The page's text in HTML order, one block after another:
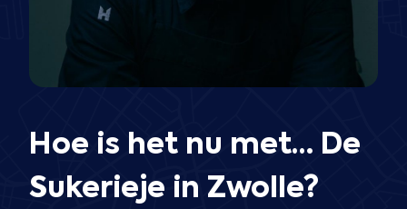
Hoe is het nu met… De
Sukerieje in Zwolle?